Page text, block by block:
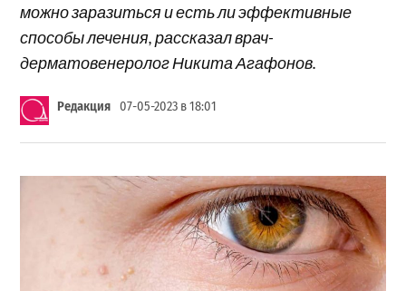
можно заразиться и есть ли эффективные
способы лечения, рассказал врач-
дерматовенеролог Никита Агафонов.
Редакция 07-05-2023 в 18:01